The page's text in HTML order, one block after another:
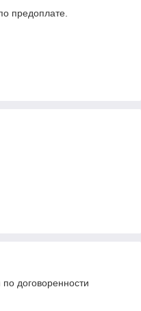
предоплате.
договоренности